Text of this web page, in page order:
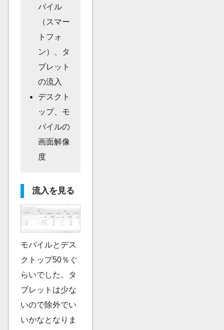
バイル
（スマー
トフォ
ン）、タ
ブレット
の流入
デスクト
ップ、モ
バイルの
画面解像
度
流入を見る
モバイルとデス
クトップ50％ぐ
らいでした。タ
ブレットは少な
いので除外でい
いかなとなりま